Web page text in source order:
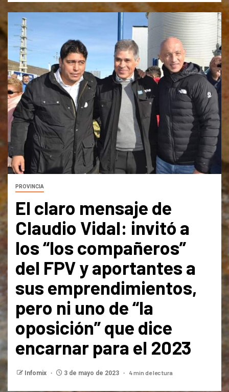
PROVINCIA
El claro mensaje de
Claudio Vidal: invitó a
los “los compañeros”
del FPV y aportantes a
sus emprendimientos,
pero ni uno de “la
oposición” que dice
encarnar para el 2023
Infomix 3 de mayo de 2023 4 min de lectura